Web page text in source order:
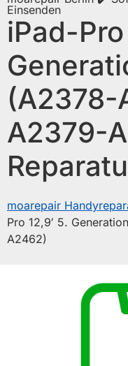
Einsenden
iPad-Pro
(A2378-
A2379-
moarepair
Pro 12,9′ 5.
A2462)